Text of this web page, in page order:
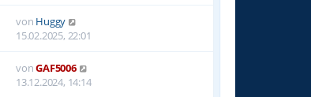
von Huggy
15.02.2025, 22:01
vonGAF5006
13.12.2024, 14:14